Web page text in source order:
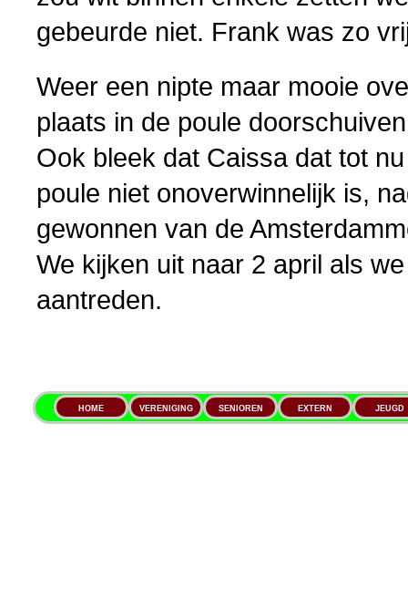
gebeurde niet. Frank was zo
Weer een nipte maar mooie
plaats in de poule
Ook bleek dat Caissa dat tot
poule niet onoverwinnelijk is,
gewonnen van de
We kijken uit naar 2 april als
aantreden.
HOME VERENIGING SENIOREN EXTERN JEUGD